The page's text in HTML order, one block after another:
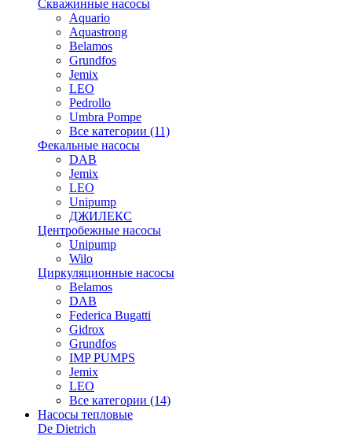
Скважинные насосы
Aquario
Aquastrong
Belamos
Grundfos
Jemix
LEO
Pedrollo
Umbra Pompe
Все категории (11)
Фекальные насосы
DAB
Jemix
LEO
Unipump
ДЖИЛЕКС
Центробежные насосы
Unipump
Wilo
Циркуляционные насосы
Belamos
DAB
Federica Bugatti
Gidrox
Grundfos
IMP PUMPS
Jemix
LEO
Все категории (14)
Насосы тепловые
De Dietrich